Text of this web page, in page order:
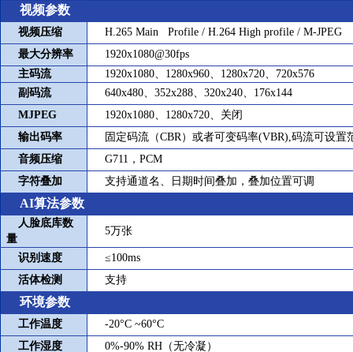
视频参数
视频压缩
H.265 Main Profile / H.264 High profile / M-JPEG
最大分辨率
1920x1080@30fps
主码流
1920x1080、 1280x960、 1280x720、 720x576
副码流
640x480、 352x288、 320x240、 176x144
MJPEG
1920x1080、 1280x720、关闭
输出码率
固定码流（CBR）或者可变码率(VBR),码流可设置
音频压缩
G711 ， PCM
字符叠加
支持通道名、日期时间叠加，叠加位置可调
AI算法参数
人脸底库数
量
5万张
识别速度
≤100ms
活体检测
支持
环境参数
工作温度
-20°C ~60°C
工作湿度
0%-90% RH （无冷凝）